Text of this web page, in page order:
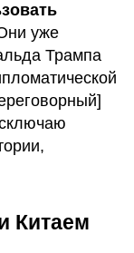
уже
Трампа
Китаем